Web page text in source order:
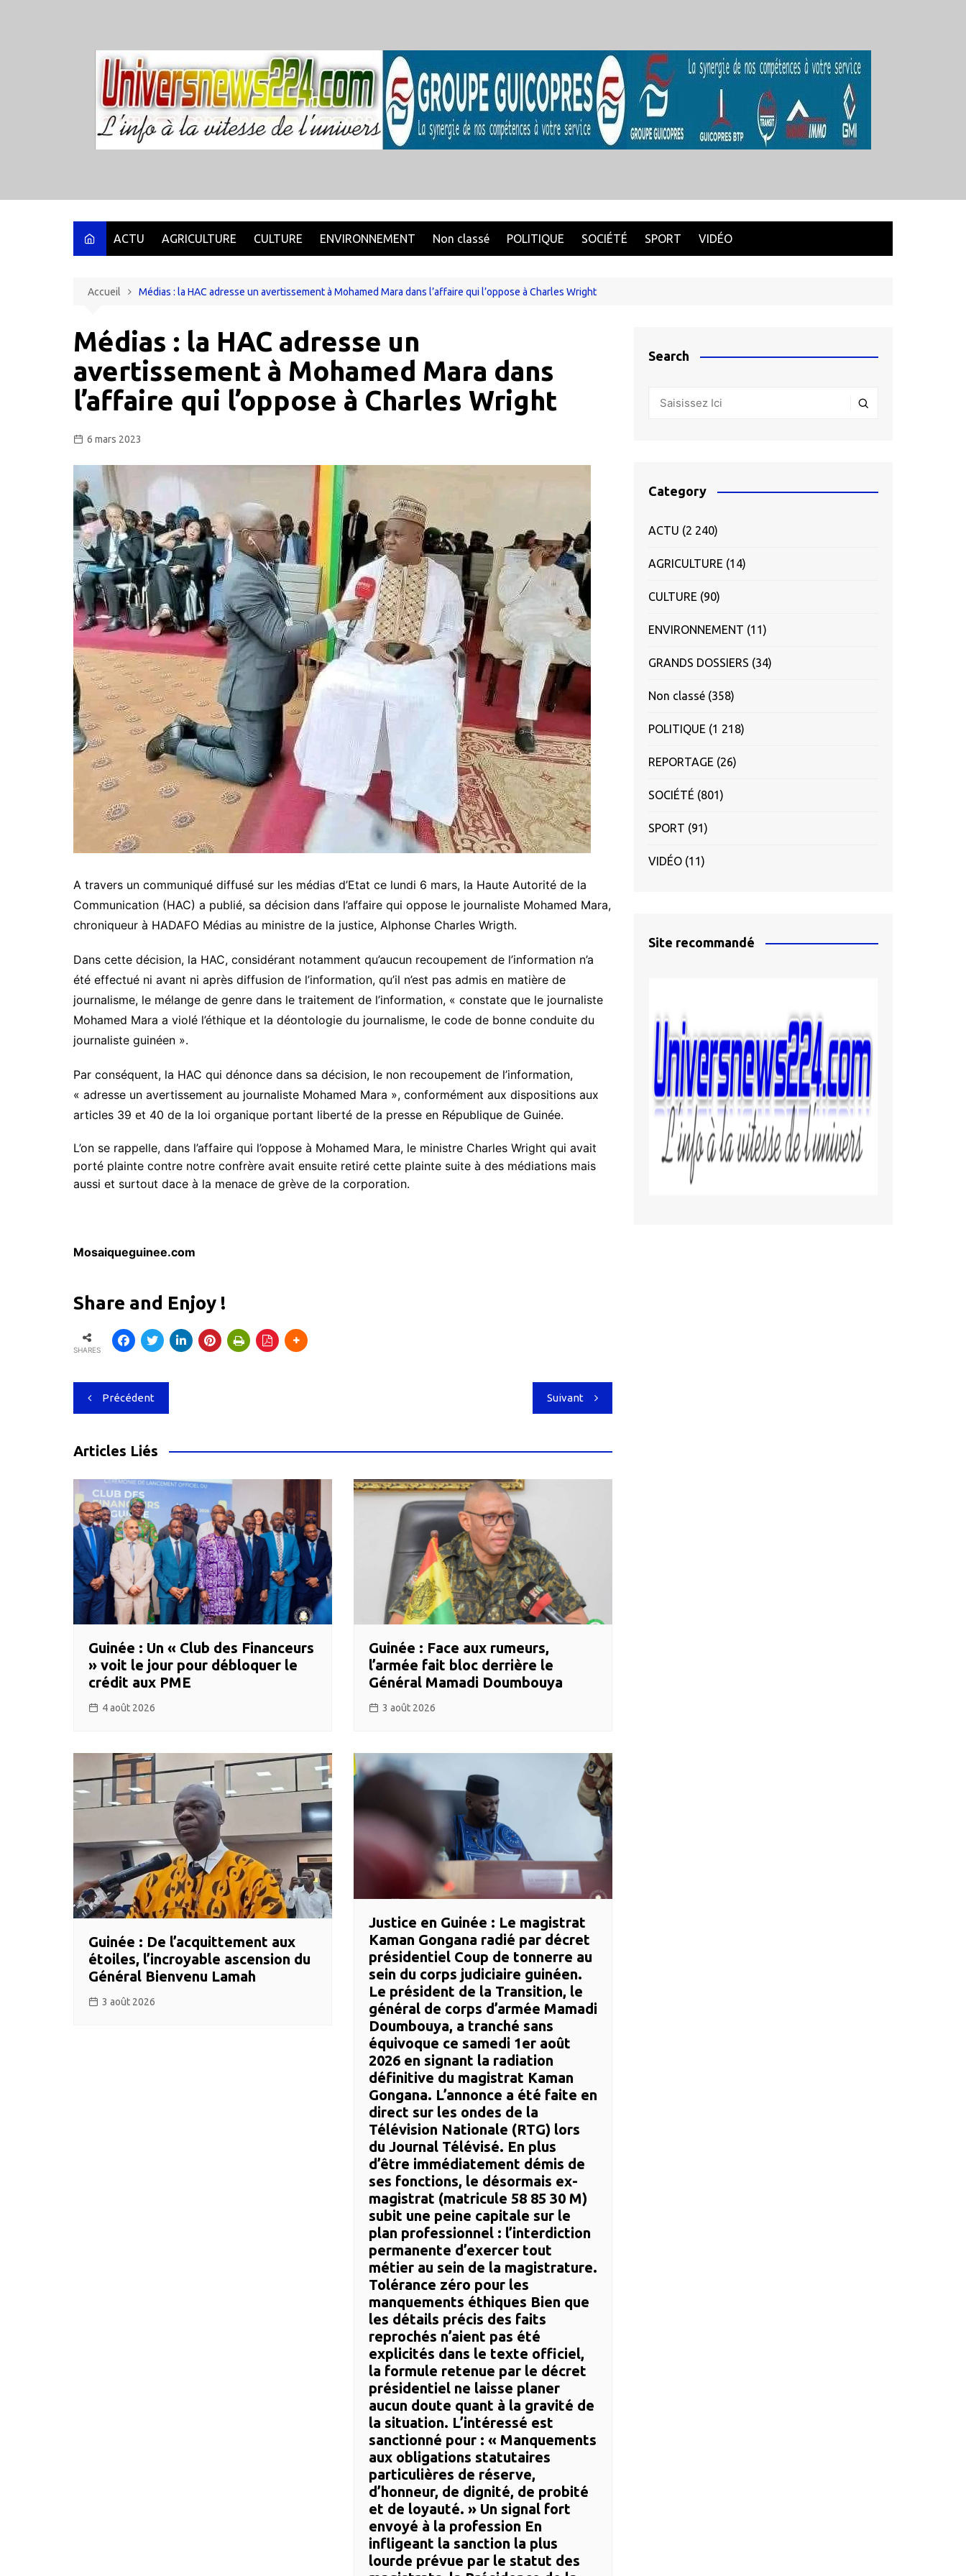
ACTU AGRICULTURE CULTURE ENVIRONNEMENT Non classé POLITIQUE SOCIÉTÉ SPORT VIDÉO
Accueil Médias : la HAC adresse un avertissement à Mohamed Mara dans l’affaire qui l’oppose à Charles Wright
Médias : la HAC adresse un
avertissement à Mohamed Mara dans
l’affaire qui l’oppose à Charles Wright
6 mars 2023
A travers un communiqué diffusé sur les médias d’Etat ce lundi 6 mars, la Haute Autorité de la
Communication (HAC) a publié, sa décision dans l’affaire qui oppose le journaliste Mohamed Mara,
chroniqueur à HADAFO Médias au ministre de la justice, Alphonse Charles Wrigth.
Dans cette décision, la HAC, considérant notamment qu’aucun recoupement de l’information n’a
été effectué ni avant ni après diffusion de l’information, qu’il n’est pas admis en matière de
journalisme, le mélange de genre dans le traitement de l’information, « constate que le journaliste
Mohamed Mara a violé l’éthique et la déontologie du journalisme, le code de bonne conduite du
journaliste guinéen ».
Par conséquent, la HAC qui dénonce dans sa décision, le non recoupement de l’information,
« adresse un avertissement au journaliste Mohamed Mara », conformément aux dispositions aux
articles 39 et 40 de la loi organique portant liberté de la presse en République de Guinée.
L’on se rappelle, dans l’affaire qui l’oppose à Mohamed Mara, le ministre Charles Wright qui avait
porté plainte contre notre confrère avait ensuite retiré cette plainte suite à des médiations mais
aussi et surtout dace à la menace de grève de la corporation.
Mosaiqueguinee.com
Share and Enjoy !
SHARES
Navigation
de
l’article
Précédent Suivant
Articles Liés
Guinée : Un « Club des Financeurs
» voit le jour pour débloquer le
crédit aux PME
4 août 2026
Guinée : Face aux rumeurs,
l’armée fait bloc derrière le
Général Mamadi Doumbouya
3 août 2026
Guinée : De l’acquittement aux
étoiles, l’incroyable ascension du
Général Bienvenu Lamah
3 août 2026
​Justice en Guinée : Le magistrat
Kaman Gongana radié par décret
présidentiel ​Coup de tonnerre au
sein du corps judiciaire guinéen.
Le président de la Transition, le
général de corps d’armée Mamadi
Doumbouya, a tranché sans
équivoque ce samedi 1er août
2026 en signant la radiation
définitive du magistrat Kaman
Gongana. ​L’annonce a été faite en
direct sur les ondes de la
Télévision Nationale (RTG) lors
du Journal Télévisé. En plus
d’être immédiatement démis de
ses fonctions, le désormais ex-
magistrat (matricule 58 85 30 M)
subit une peine capitale sur le
plan professionnel : l’interdiction
permanente d’exercer tout
métier au sein de la magistrature.
​Tolérance zéro pour les
manquements éthiques ​Bien que
les détails précis des faits
reprochés n’aient pas été
explicités dans le texte officiel,
la formule retenue par le décret
présidentiel ne laisse planer
aucun doute quant à la gravité de
la situation. L’intéressé est
sanctionné pour : ​« Manquements
aux obligations statutaires
particulières de réserve,
d’honneur, de dignité, de probité
et de loyauté. » ​Un signal fort
envoyé à la profession ​En
infligeant la sanction la plus
lourde prévue par le statut des
Search
Category
ACTU (2 240)
AGRICULTURE (14)
CULTURE (90)
ENVIRONNEMENT (11)
GRANDS DOSSIERS (34)
Non classé (358)
POLITIQUE (1 218)
REPORTAGE (26)
SOCIÉTÉ (801)
SPORT (91)
VIDÉO (11)
Site recommandé